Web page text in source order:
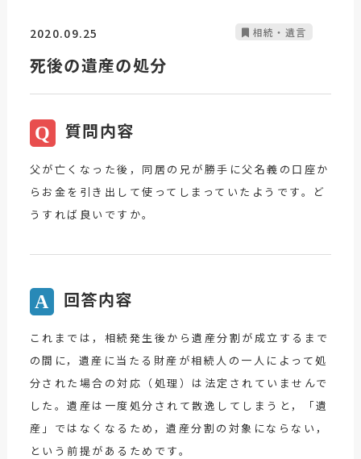
2020.09.25 相続・遺言
死後の遺産の処分
Q 質問内容
父が亡くなった後，同居の兄が勝手に父名義の口座か
らお金を引き出して使ってしまっていたようです。ど
うすれば良いですか。
A 回答内容
これまでは，相続発生後から遺産分割が成立するまで
の間に，遺産に当たる財産が相続人の一人によって処
分された場合の対応（処理）は法定されていませんで
した。遺産は一度処分されて散逸してしまうと，「遺
産」ではなくなるため，遺産分割の対象にならない，
という前提があるためです。